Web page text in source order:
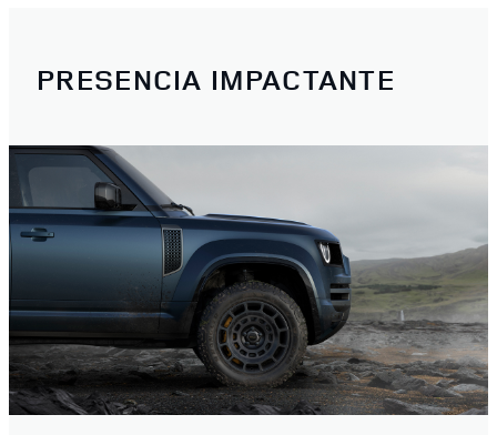
PRESENCIA IMPACTANTE